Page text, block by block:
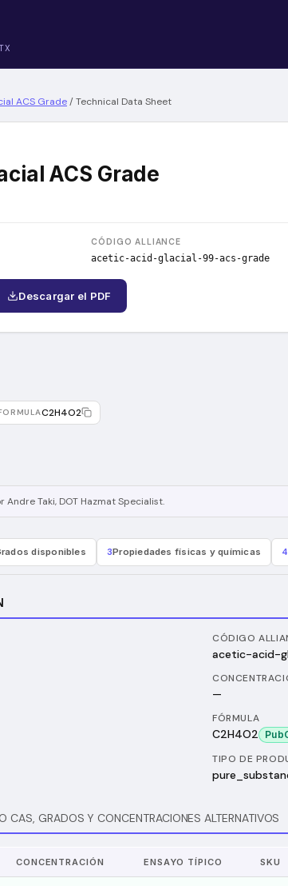
ACS Grade/Technical Data Sheet
ACS Grade
CÓDIGO ALLIANCE
acetic-acid-glacial-99-acs-grade
Descargar el PDF
C2H4O2
Andre Taki, DOT Hazmat Specialist.
disponibles 3Propiedades físicas y químicas 4
CÓDIGO
acetic-acid-
—
FÓRMULA
C2H4O2
TIPO DE
CAS, GRADOS Y CONCENTRACIONES ALTERNATIVOS
CONCENTRACIÓN ENSAYO TÍPICO SKU